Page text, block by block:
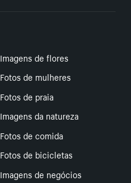
Imagens de flores
Fotos de mulheres
Fotos de praia
Imagens da natureza
Fotos de comida
Fotos de bicicletas
Imagens de negócios